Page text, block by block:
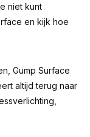
niet kunt
en kijk hoe
Gump Surface
altijd terug naar